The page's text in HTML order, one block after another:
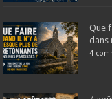
Que
dans
4